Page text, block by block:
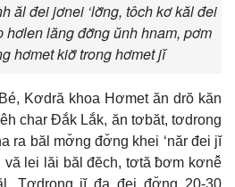
ăl đei jơnei ‘lơ̆ng, tôch kơ kăl đei
hơlen lăng đơ̆ng ŭnh hnam, pơm
hơmet kiơ̆ trong hơmet jĭ
Kơdră khoa Hơmet ăn drŏ kăn
char Đắk Lắk, ăn tơbăt, tơdrong
ra băl mơ̆ng đơ̆ng khei ‘năr đei jĭ
vă lei lăi băl đĕch, tơtă ƀơm kơnê̆